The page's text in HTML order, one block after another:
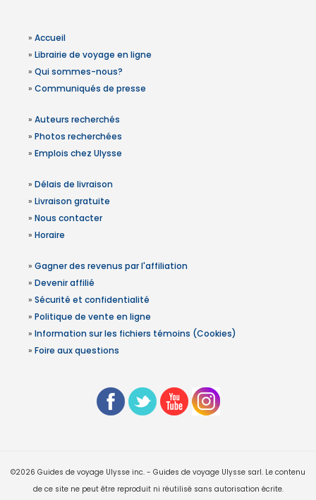
» Accueil
» Librairie de voyage en ligne
» Qui sommes-nous?
» Communiqués de presse
» Auteurs recherchés
» Photos recherchées
» Emplois chez Ulysse
» Délais de livraison
» Livraison gratuite
» Nous contacter
» Horaire
» Gagner des revenus par l'affiliation
» Devenir affilié
» Sécurité et confidentialité
» Politique de vente en ligne
» Information sur les fichiers témoins (Cookies)
» Foire aux questions
©2026 Guides de voyage Ulysse inc. - Guides de voyage Ulysse sarl. Le contenu
de ce site ne peut être reproduit ni réutilisé sans autorisation écrite.